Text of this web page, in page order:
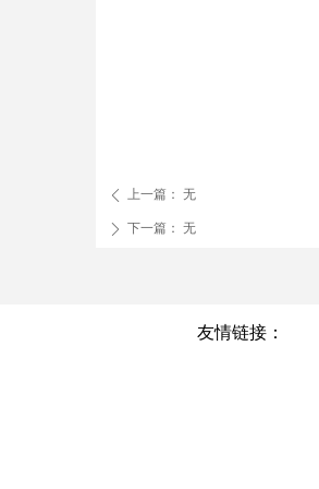
ꄴ 上一篇： 无
ꄲ 下一篇： 无
友情链接：